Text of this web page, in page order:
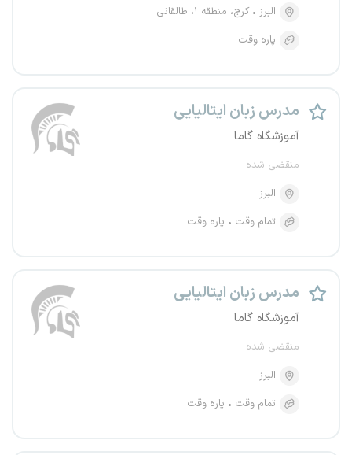
البرز
کرج، منطقه ۱، طالقانی
پاره وقت
مدرس زبان ایتالیایی
آموزشگاه گاما
منقضی شده
البرز
تمام وقت
پاره وقت
مدرس زبان ایتالیایی
آموزشگاه گاما
منقضی شده
البرز
تمام وقت
پاره وقت